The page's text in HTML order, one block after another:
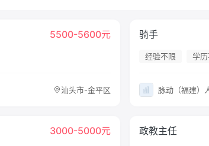
5500-5600元
汕头市-金平区
骑手
经验不限 学
脉动（福建）
3000-5000元 政教主任